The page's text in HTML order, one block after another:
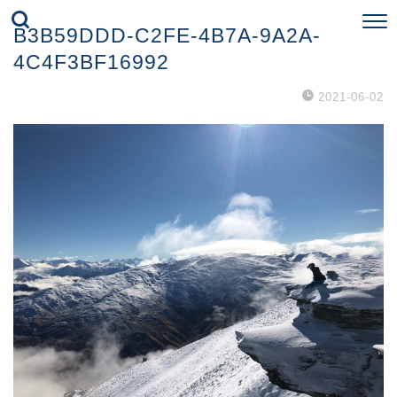
B3B59DDD-C2FE-4B7A-9A2A-
4C4F3BF16992
2021-06-02